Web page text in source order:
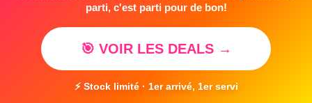
parti, c'est parti pour de bon!
🎯 VOIR LES DEALS →
⚡ Stock limité · 1er arrivé, 1er servi